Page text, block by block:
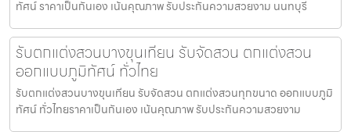
ทัศน์ ราคาเป็นกันเอง เน้นคุณภาพ รับประกันความสวยงาม นนทบุรี
รับตกแต่งสวนบางขุนเทียน รับจัดสวน ตกแต่งสวน
ออกแบบภูมิทัศน์ ทั่วไทย
รับตกแต่งสวนบางขุนเทียน รับจัดสวน ตกแต่งสวนทุกขนาด ออกแบบภูมิ
ทัศน์ ทั่วไทยราคาเป็นกันเอง เน้นคุณภาพ รับประกันความสวยงาม